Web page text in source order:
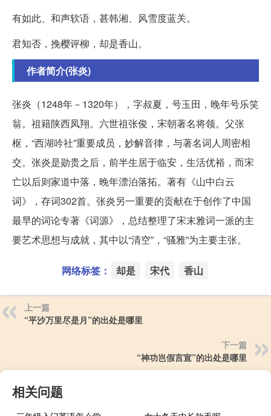
有如此、和声软语，甚韩湘、风雪度蓝关。
君知否，挽樱评柳，却是香山。
作者简介(张炎)
张炎（1248年－1320年），字叔夏，号玉田，晚年号乐笑
翁。祖籍陕西凤翔。六世祖张俊，宋朝著名将领。父张
枢，“西湖吟社”重要成员，妙解音律，与著名词人周密相
交。张炎是勋贵之后，前半生居于临安，生活优裕，而宋
亡以后则家道中落，晚年漂泊落拓。著有《山中白云
词》，存词302首。张炎另一重要的贡献在于创作了中国
最早的词论专著《词源》，总结整理了宋末雅词一派的主
要艺术思想与成就，其中以“清空”，“骚雅”为主要主张。
网络标签： 却是 宋代 香山
上一篇
“平沙万里尽是月”的出处是哪里
下一篇
“神功岂假言宣”的出处是哪里
相关问题